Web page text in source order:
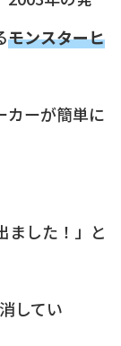
モンスターヒ
カーが簡単に
ました！」と
してい